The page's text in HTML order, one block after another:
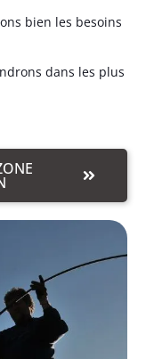
bien les besoins
dans les plus